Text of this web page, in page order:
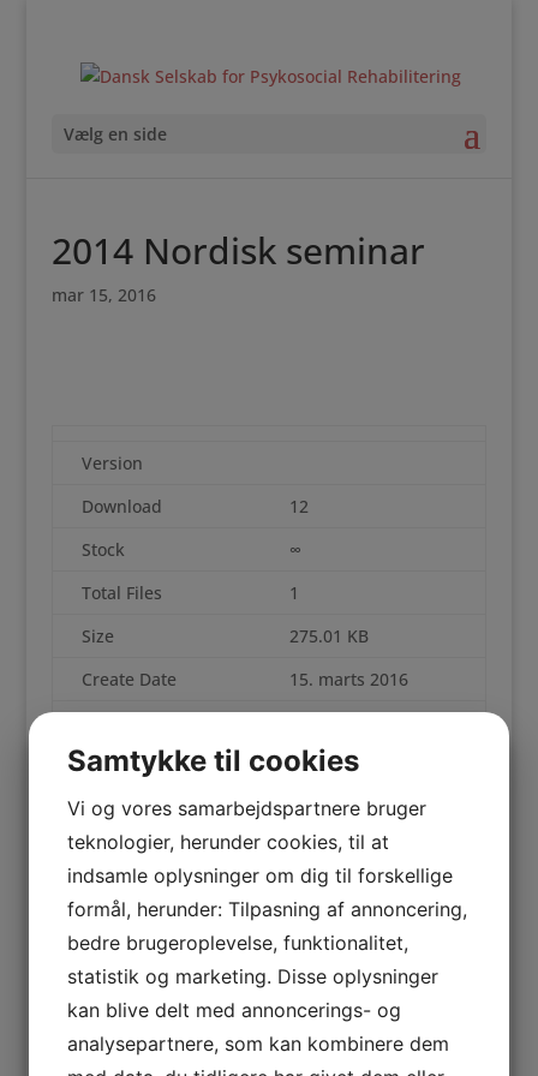
Vælg en side
2014 Nordisk seminar
mar 15, 2016
Version
Download
12
Stock
∞
Total Files
1
Size
275.01 KB
Create Date
15. marts 2016
Nordisk seminar, 28. og 29. august 2014, DGI-byen,
København – En skriftlig opsamling
File Action
2014.Nordisk_seminar.pdf Download
Download
Samtykke til cookies
Vi og vores samarbejdspartnere bruger
teknologier, herunder cookies, til at
indsamle oplysninger om dig til forskellige
formål, herunder: Tilpasning af annoncering,
bedre brugeroplevelse, funktionalitet,
statistik og marketing. Disse oplysninger
kan blive delt med annoncerings- og
analysepartnere, som kan kombinere dem